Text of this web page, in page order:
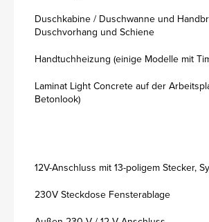
Duschkabine / Duschwanne und
Duschvorhang und Schiene
Handtuchheizung (einige Modelle mit
Laminat Light Concrete auf der
Betonlook)
12V-Anschluss mit 13-poligem Stecker,
230V Steckdose Fensterablage